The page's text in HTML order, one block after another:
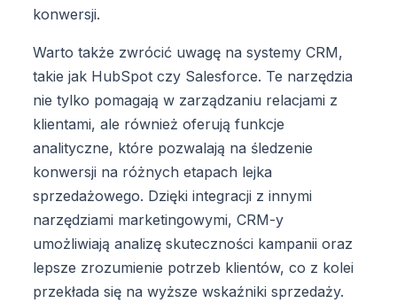
konwersji.
Warto także zwrócić uwagę na systemy CRM,
takie jak HubSpot czy Salesforce. Te narzędzia
nie tylko pomagają w zarządzaniu relacjami z
klientami, ale również oferują funkcje
analityczne, które pozwalają na śledzenie
konwersji na różnych etapach lejka
sprzedażowego. Dzięki integracji z innymi
narzędziami marketingowymi, CRM-y
umożliwiają analizę skuteczności kampanii oraz
lepsze zrozumienie potrzeb klientów, co z kolei
przekłada się na wyższe wskaźniki sprzedaży.